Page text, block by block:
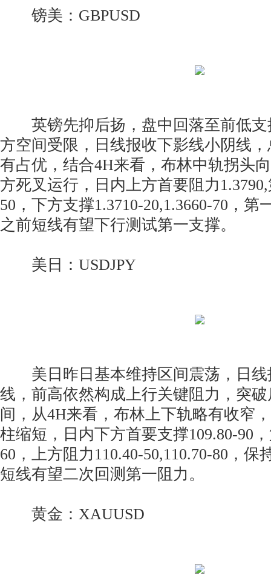
镑美：GBPUSD
英镑先抑后扬，盘中回落至前低支
方空间受限，日线报收下影线小阴线
有占优，结合4H来看，布林中轨拐头
方死叉运行，日内上方首要阻力
50，下方支撑1.3710-20,1.3660-70，第
之前短线有望下行测试第一支撑。
美日：USDJPY
美日昨日基本维持区间震荡，日线
线，前高依然构成上行关键阻力，突
间，从4H来看，布林上下轨略有收窄
柱缩短，日内下方首要支撑109.80-90
60，上方阻力110.40-50,110.70-80，保
短线有望二次回测第一阻力。
黄金：XAUUSD